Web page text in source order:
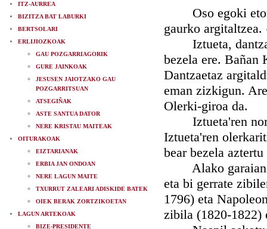
ITZ-AURREA
BIZITZA BAT LABURKI
BERTSOLARI
ERLIJIOZKOAK
GAU POZGARRIAGORIK
GURE JAINKOAK
JESUSEN JAIOTZAKO GAU
POZGARRITSUAN
ATSEGIÑAK
ASTE SANTUA DATOR
NERE KRISTAU MAITEAK
OITURAKOAK
EIZTARIANAK
ERBIA JAN ONDOAN
NERE LAGUN MAITE
TXURRUT ZALEARI ADISKIDE BATEK
OIEK BERAK ZORTZIKOETAN
LAGUN ARTEKOAK
BIZE-PRESIDENTE
Oso egoki
gaurko
Iztueta, dantzari
bezela ere. Bañan
Dantzaetaz
eman zizkigun.
Olerki-giroa da.
Iztueta'ren
Iztueta'ren
bear bezela aztertu
Alako garaian
eta bi gerrate
1796) eta
zibila (1820-1822)